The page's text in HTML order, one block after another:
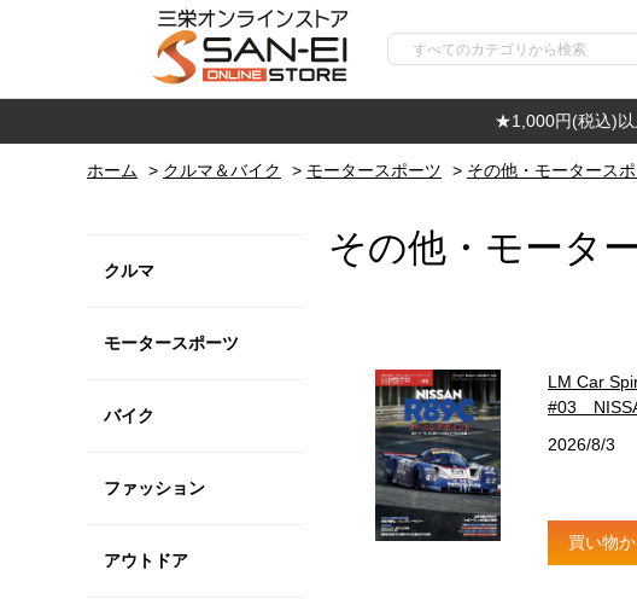
★1,000円(税込)
ホーム > クルマ＆バイク > モータースポーツ > その他・モータース
クルマ
モータースポーツ
バイク
ファッション
アウトドア
その他・モータ
LM Car
#03
2026/8/3
買い物